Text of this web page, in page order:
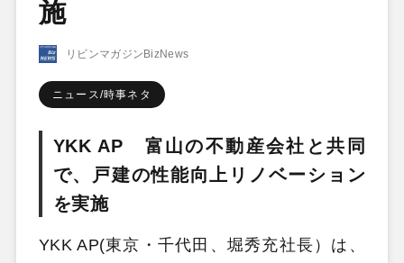
施
リビンマガジンBizNews
ニュース/時事ネタ
YKK AP 富山の不動産会社と共同
で、戸建の性能向上リノベーション
を実施
YKK AP(東京・千代田、堀秀充社長）は、